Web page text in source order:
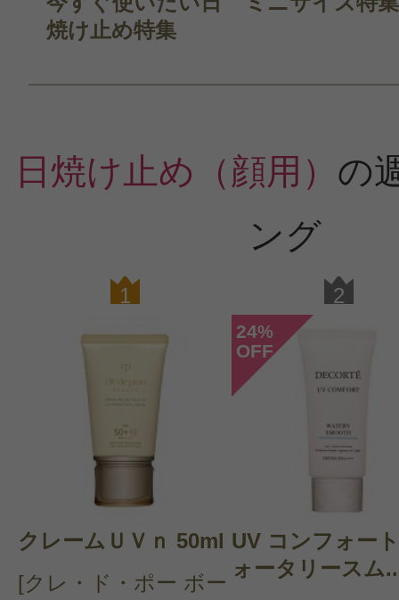
焼け止め特集
日焼け止め（顔用） の
ング
1
クレームＵＶｎ 50ml
[クレ・ド・ポー ボー
2
24%
OFF
UV コンフォー
ォータリースム